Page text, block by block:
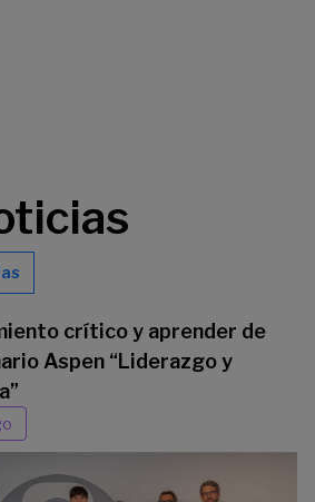
crítico y aprender de
Aspen “Liderazgo y